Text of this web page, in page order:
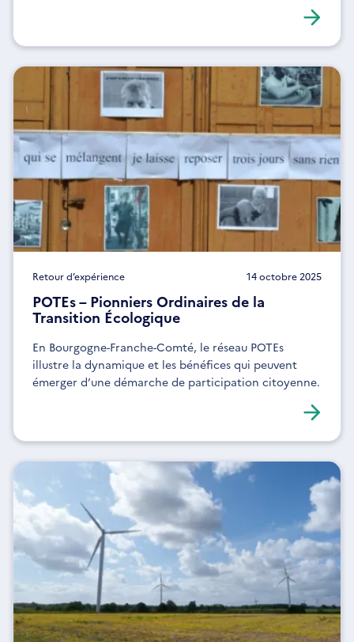
Retour d’expérience 14 octobre 2025
POTEs – Pionniers Ordinaires de la
Transition Écologique
En Bourgogne-Franche-Comté, le réseau POTEs
illustre la dynamique et les bénéfices qui peuvent
émerger d’une démarche de participation citoyenne.